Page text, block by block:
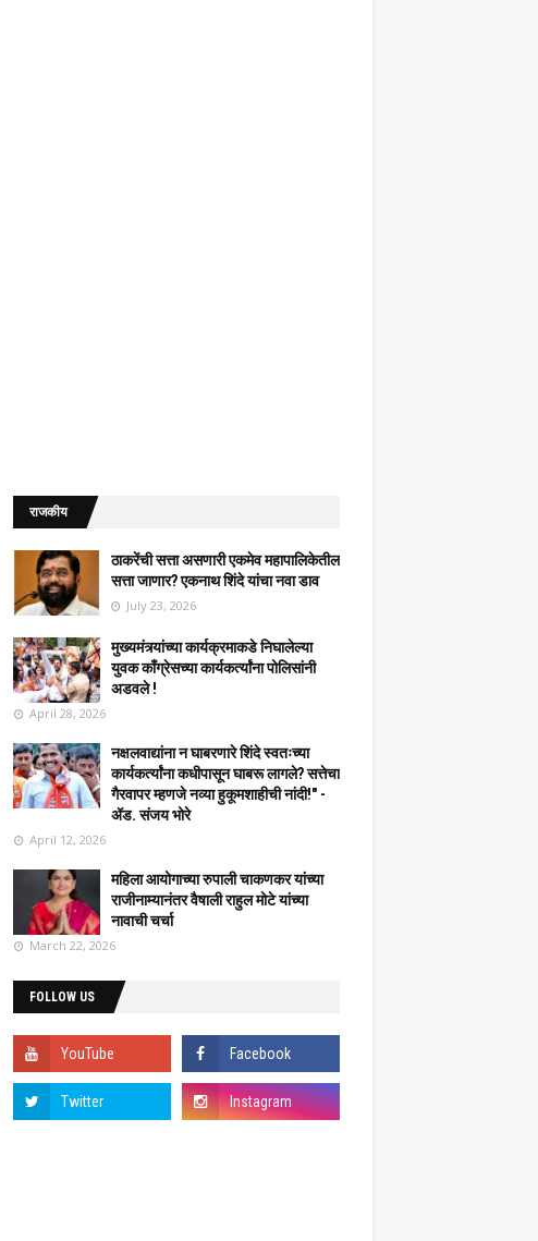
राजकीय
ठाकरेंची सत्ता असणारी एकमेव महापालिकेतील
सत्ता जाणार? एकनाथ शिंदे यांचा नवा डाव
July 23, 2026
मुख्यमंत्र्यांच्या कार्यक्रमाकडे निघालेल्या
युवक काँग्रेसच्या कार्यकर्त्यांना पोलिसांनी
अडवले !
April 28, 2026
नक्षलवाद्यांना न घाबरणारे शिंदे स्वतःच्या
कार्यकर्त्यांना कधीपासून घाबरू लागले? सत्तेचा
गैरवापर म्हणजे नव्या हुकूमशाहीची नांदी!" -
ॲड. संजय भोरे
April 12, 2026
महिला आयोगाच्या रुपाली चाकणकर यांच्या
राजीनाम्यानंतर वैषाली राहुल मोटे यांच्या
नावाची चर्चा
March 22, 2026
FOLLOW US